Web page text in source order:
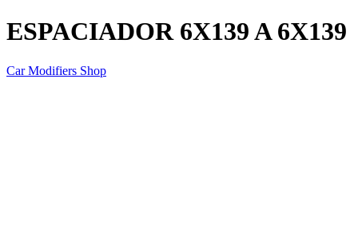
ESPACIADOR 6X139 A 6X139
Car Modifiers Shop